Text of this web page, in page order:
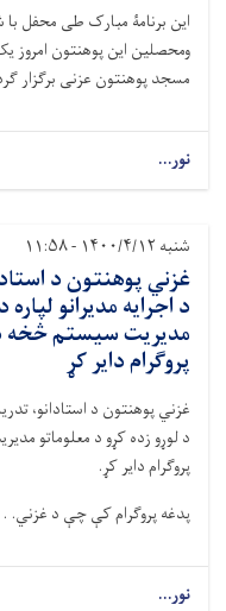
این برنامۀ مبارک طی محفل
مسجد پوهنتون عزنی برگزار
نور...
شنبه ۱۴۰۰/۴/۱۲ - ۱۱:۵۸
غزني پوهنتون د
د اجرایه مدیرانو
مدیریت سیستم څخه
پروګرام دایر کړ
غزني پوهنتون د استادانو،
د لوړو زده کړو د معلوماتو
پروګرام دایر کړ.
پدغه پروګرام کې چې د غزني.
نور...